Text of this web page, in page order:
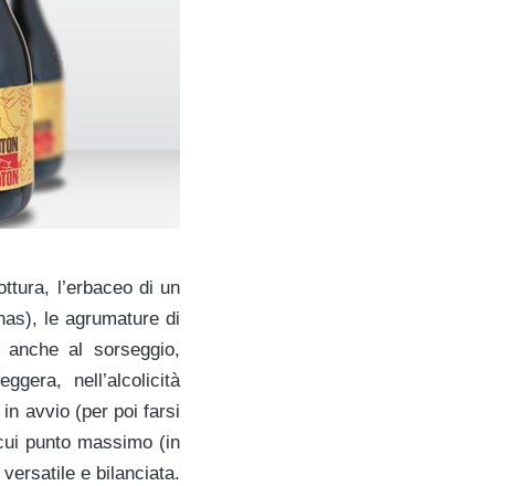
l’erbaceo di un
le agrumature di
al sorseggio,
nell’alcolicità
avvio (per poi farsi
punto massimo (in
e bilanciata.